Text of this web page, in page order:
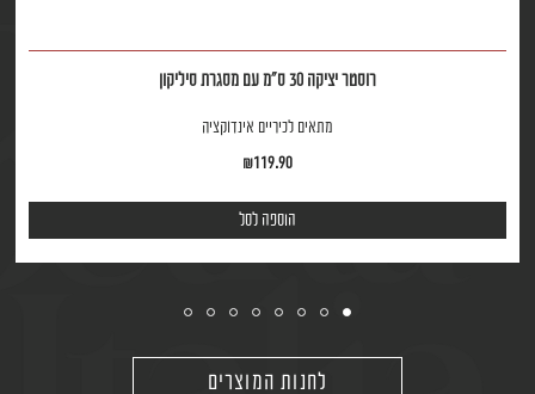
רוסטר יציקה 30 ס"מ עם מסגרת סיליקון
מתאים לכיריים אינדוקציה
₪119.90
הוספה לסל
לחנות המוצרים